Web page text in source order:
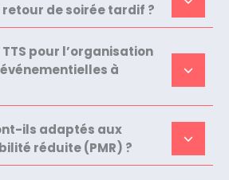
de soirée tardif ?
pour l’organisation
à
ils adaptés aux
réduite (PMR) ?